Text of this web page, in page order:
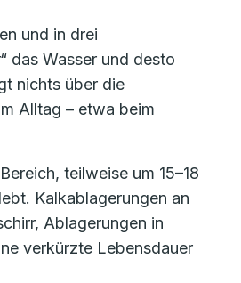
und in drei
das Wasser und desto
nichts über die
Alltag – etwa beim
teilweise um 15–18
Kalkablagerungen an
Ablagerungen in
verkürzte Lebensdauer